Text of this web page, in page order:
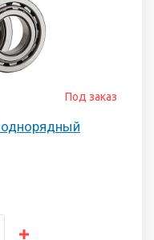
Под заказ